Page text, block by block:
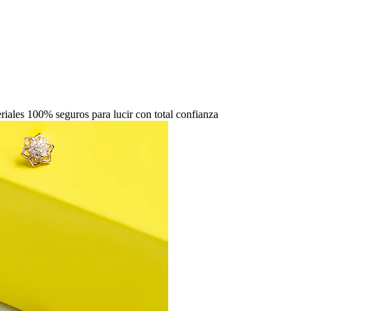
100% seguros para lucir con total confianza